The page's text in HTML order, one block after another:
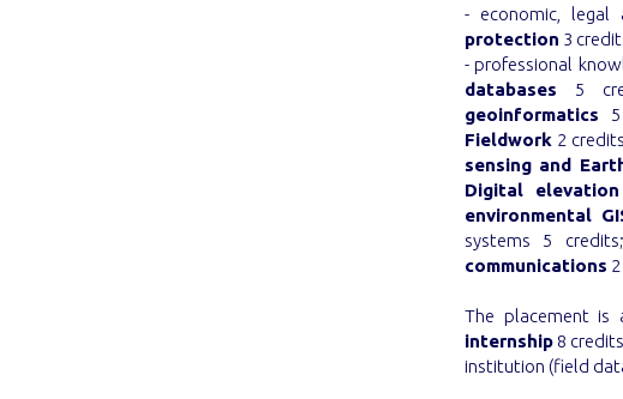
- economic, legal
protection 3
- professional
databases 5
geoinformatics
Fieldwork 2
sensing and
Digital
environmental
systems 5
communications
The placement is
internship 8
institution (field